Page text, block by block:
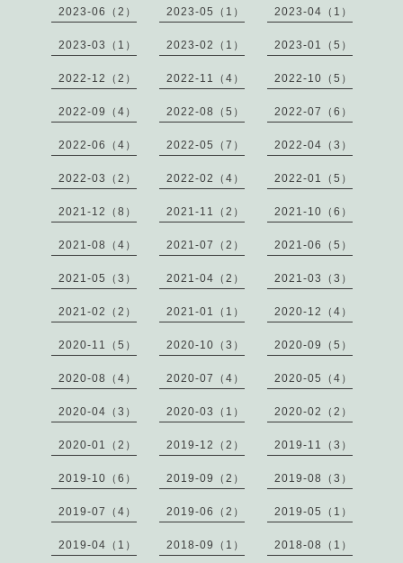
2023-06（2） 2023-05（1） 2023-04（1）
2023-03（1） 2023-02（1） 2023-01（5）
2022-12（2） 2022-11（4） 2022-10（5）
2022-09（4） 2022-08（5） 2022-07（6）
2022-06（4） 2022-05（7） 2022-04（3）
2022-03（2） 2022-02（4） 2022-01（5）
2021-12（8） 2021-11（2） 2021-10（6）
2021-08（4） 2021-07（2） 2021-06（5）
2021-05（3） 2021-04（2） 2021-03（3）
2021-02（2） 2021-01（1） 2020-12（4）
2020-11（5） 2020-10（3） 2020-09（5）
2020-08（4） 2020-07（4） 2020-05（4）
2020-04（3） 2020-03（1） 2020-02（2）
2020-01（2） 2019-12（2） 2019-11（3）
2019-10（6） 2019-09（2） 2019-08（3）
2019-07（4） 2019-06（2） 2019-05（1）
2019-04（1） 2018-09（1） 2018-08（1）